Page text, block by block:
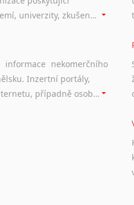
stipendia, informace a zázemí, univerzity, zkušenosti studentů.
informace nekomerčního
Inzertní portály,
tipy, kde hledat práci na internetu, případně osobní zkušenosti a doporučení ostatních.